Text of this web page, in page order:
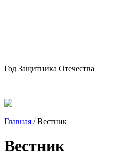
Год Защитника Отечества
Главная /Вестник
Вестник